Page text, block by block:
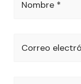
Nombre *
Correo